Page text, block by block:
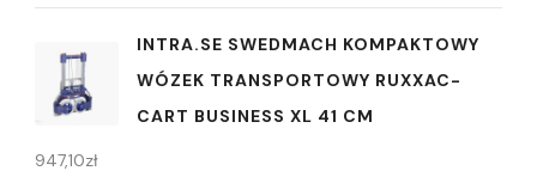
INTRA.SE SWEDMACH KOMPAKTOWY
WÓZEK TRANSPORTOWY RUXXAC-
CART BUSINESS XL 41 CM
947,10zł